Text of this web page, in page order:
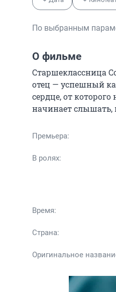
По выбранным
О фильме
Старшеклассница
отец — успешный
сердце, от
начинает слышать,
Премьера:
В ролях:
Время:
Страна:
Оригинальное